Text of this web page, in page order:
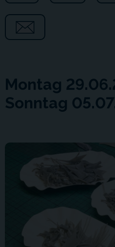
Montag
Sonntag